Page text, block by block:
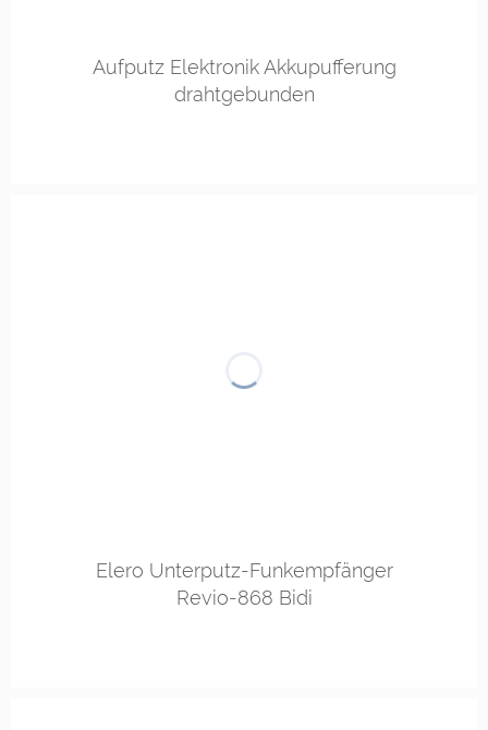
Aufputz Elektronik Akkupufferung
drahtgebunden
Elero Unterputz-Funkempfänger
Revio-868 Bidi